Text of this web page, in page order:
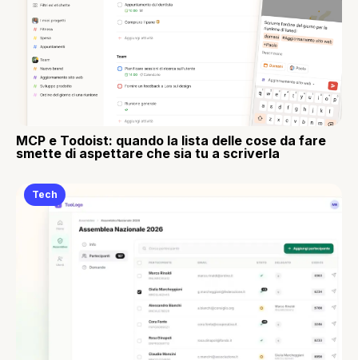
MCP e Todoist: quando la lista delle cose da fare
smette di aspettare che sia tu a scriverla
Tech